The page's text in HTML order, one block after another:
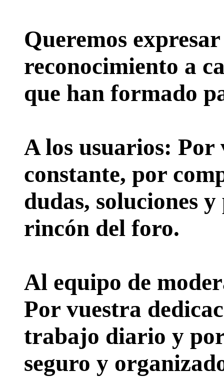
Queremos
reconocimiento a
que han formado
A los usuarios: Por
constante, por
dudas, soluciones
rincón del foro.
Al equipo de
Por vuestra
trabajo diario y por
seguro y